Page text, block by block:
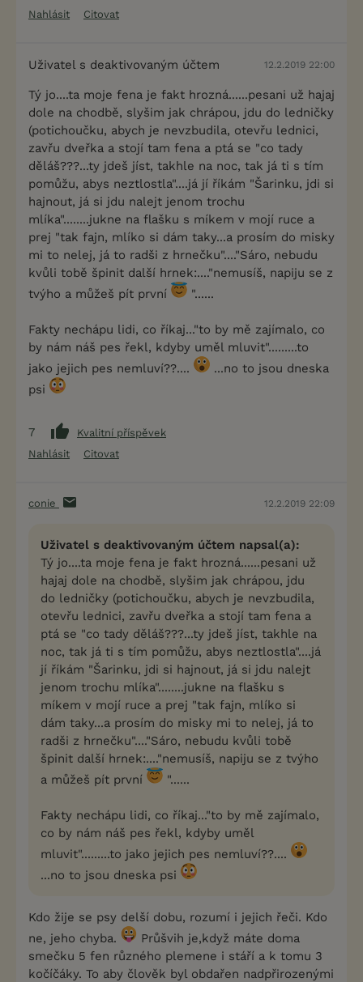
Nahlásit Citovat
Uživatel s deaktivovaným účtem 12.2.2019 22:00
Tý jo....ta moje fena je fakt hrozná......pesani už hajaj
dole na chodbě, slyšim jak chrápou, jdu do ledničky
(potichoučku, abych je nevzbudila, otevřu lednici,
zavřu dveřka a stojí tam fena a ptá se "co tady
děláš???...ty jdeš jíst, takhle na noc, tak já ti s tím
pomůžu, abys neztlostla"....já jí říkám "Šarinku, jdi si
hajnout, já si jdu nalejt jenom trochu
mlíka"........jukne na flašku s míkem v mojí ruce a
prej "tak fajn, mlíko si dám taky...a prosím do misky
mi to nelej, já to radši z hrnečku"...."Sáro, nebudu
kvůli tobě špinit další hrnek:...."nemusíš, napiju se z
tvýho a můžeš pít první
"......
Fakty nechápu lidi, co říkaj..."to by mě zajímalo, co
by nám náš pes řekl, kdyby uměl mluvit".........to
jako jejich pes nemluví??....
...no to jsou dneska
psi
7
Kvalitní příspěvek
Nahlásit
Citovat
conie 12.2.2019 22:09
Uživatel s deaktivovaným účtem napsal(a):
Tý jo....ta moje fena je fakt hrozná......pesani už
hajaj dole na chodbě, slyšim jak chrápou, jdu
do ledničky (potichoučku, abych je nevzbudila,
otevřu lednici, zavřu dveřka a stojí tam fena a
ptá se "co tady děláš???...ty jdeš jíst, takhle na
noc, tak já ti s tím pomůžu, abys neztlostla"....já
jí říkám "Šarinku, jdi si hajnout, já si jdu nalejt
jenom trochu mlíka"........jukne na flašku s
míkem v mojí ruce a prej "tak fajn, mlíko si
dám taky...a prosím do misky mi to nelej, já to
radši z hrnečku"...."Sáro, nebudu kvůli tobě
špinit další hrnek:...."nemusíš, napiju se z tvýho
a můžeš pít první
"......
Fakty nechápu lidi, co říkaj..."to by mě zajímalo,
co by nám náš pes řekl, kdyby uměl
mluvit".........to jako jejich pes nemluví??....
...no to jsou dneska psi
Kdo žije se psy delší dobu, rozumí i jejich řeči. Kdo
ne, jeho chyba.
Průšvih je,když máte doma
smečku 5 fen různého plemene i stáří a k tomu 3
kočíčáky. To aby člověk byl obdařen nadpřirozenými